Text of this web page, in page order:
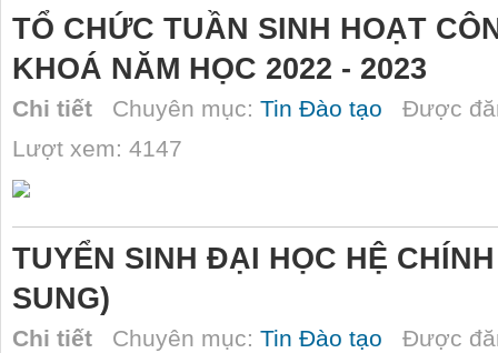
TỔ CHỨC TUẦN SINH HOẠT
KHOÁ NĂM HỌC 2022 - 2023
Chi tiết Chuyên mục: Tin Đào tạo Được
Lượt xem: 4147
TUYỂN SINH ĐẠI HỌC HỆ
SUNG)
Chi tiết Chuyên mục: Tin Đào tạo Được